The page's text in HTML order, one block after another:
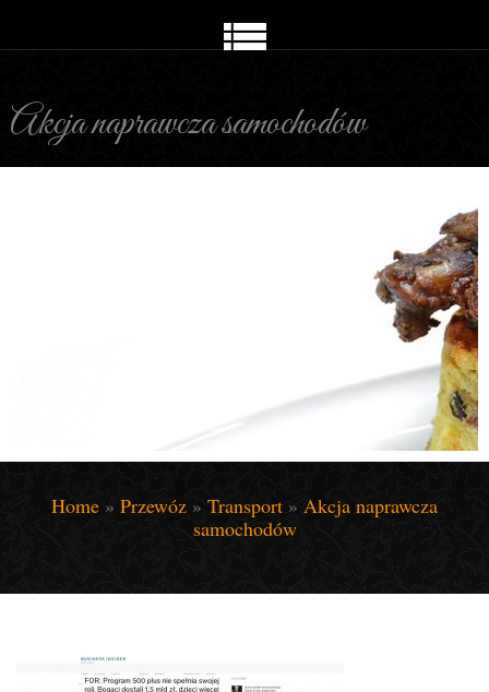
Akcja naprawcza samochodów
Home » Przewóz »Transport »Akcja naprawcza
samochodów